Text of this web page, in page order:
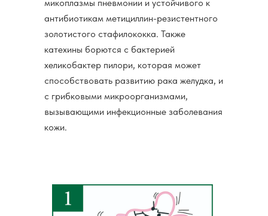
микоплазмы пневмонии и устойчивого к
антибиотикам метициллин-резистентного
золотистого стафилококка. Также
катехины борются с бактерией
хеликобактер пилори, которая может
способствовать развитию рака желудка, и
с грибковыми микроорганизмами,
вызывающими инфекционные заболевания
кожи.